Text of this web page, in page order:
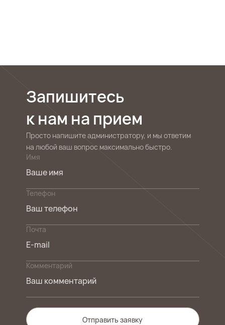
Запишитесь
к нам на прием
Просто напишите администратору, и мы ответим
на любой ваш вопрос максимально быстро.
Имя
Телефон
Почта
Комментарий
Отправить заявку